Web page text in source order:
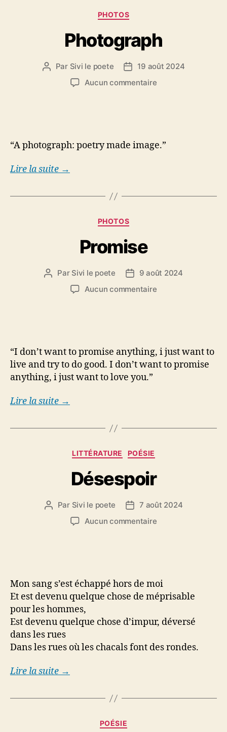
Catégories
PHOTOS
Photograph
Auteur
Par Sivi le poete
Date19 août 2024
Aucun commentairesur
“A photograph: poetry made image.”
Lire la suite →
Catégories
PHOTOS
Promise
Auteur
l’article
Par Sivi le poete
Date9 août 2024
Aucun commentairesur
“I don’t want to promise anything, i just want to
live and try to do good. I don’t want to promise
anything, i just want to love you.”
Lire la suite →
Catégories
LITTÉRATURE POÉSIE
Désespoir
Auteur
l’article
Par Sivi le poete
Date7 août 2024
Aucun commentairesur
Mon sang s’est échappé hors de moi
Et est devenu quelque chose de méprisable
pour les hommes,
Est devenu quelque chose d’impur, déversé
dans les rues
Dans les rues où les chacals font des rondes.
Lire la suite →
Catégories
POÉSIE